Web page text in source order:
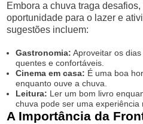
Embora a chuva traga
oportunidade para o lazer e
sugestões incluem:
Gastronomia: Aproveitar os
quentes e confortáveis.
Cinema em casa: É uma boa
enquanto ouve a chuva.
Leitura: Ler um bom livro
chuva pode ser uma experiência
A Importância da